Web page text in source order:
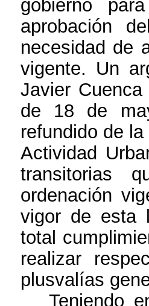
gobierno
aprobación
necesidad de
vigente. Un
Javier
de 18 de
refundido de
Actividad
transitorias
ordenación
vigor de esta
total
realizar
plusvalías
Teniendo